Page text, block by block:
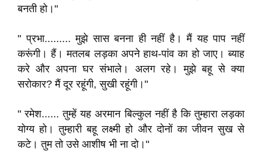
बनती हो।"
" प्रभा......... मुझे सास बनना ही नहीं है। मैं यह पाप नहीं
करूंगी। हैं। मतलब लड़का अपने हाथ-पांव का हो जाए। ब्याह
करे और अपना घर संभाले। अलग रहे। मुझे बहू से क्या
सरोकार? मैं दूर रहूंगी, सुखी रहूंगी।"
" रमेश...... तुम्हें यह अरमान बिल्कुल नहीं है कि तुम्हारा लड़का
योग्य हो। तुम्हारी बहू लक्ष्मी हो और दोनों का जीवन सुख से
कटे। तुम तो उसे आशीष भी ना दो।"